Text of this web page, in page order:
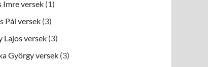
Imre versek (1)
Pál versek (3)
Lajos versek (3)
György versek (3)